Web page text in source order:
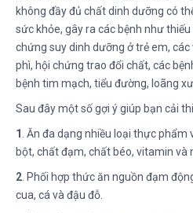
không đầy đủ chất dinh dưỡng có
sức khỏe, gây ra các bệnh như
chứng suy dinh dưỡng ở trẻ em,
phì, hội chứng trao đổi chất, các
bệnh tim mạch, tiểu đường, loãng
Sau đây một số gợi ý giúp bạn cải
1 . Ăn đa dạng nhiều loại thực
bột, chất đạm, chất béo, vitamin và
2. Phối hợp thức ăn nguồn đạm
cua, cá và đậu đỗ.